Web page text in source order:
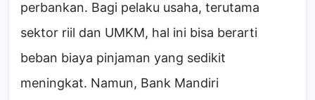
perbankan. Bagi pelaku usaha, terutama
sektor riil dan UMKM, hal ini bisa berarti
beban biaya pinjaman yang sedikit
meningkat. Namun, Bank Mandiri